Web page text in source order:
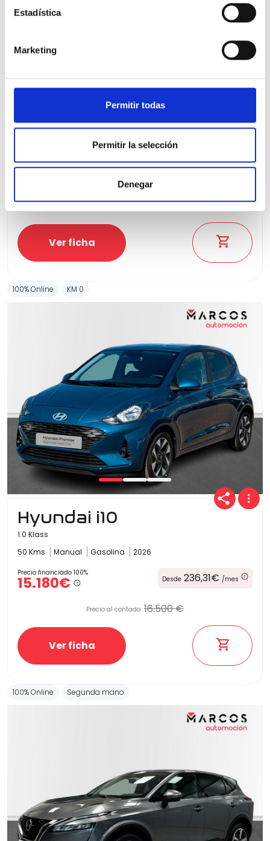
Estadística
Marketing
Permitir todas
Permitir la selección
Denegar
Hyundai Bayon
1.2 MPI Maxx
Manual Gasolina 2025
Precio financiado 100%
19.500 €
Ver ficha
100% Online KM 0
Hyundai i10
1.0 Klass
50 Kms
Manual Gasolina 2026
Precio financiado 100%
15.180€ Desde 236,31€ /mes
Precio al contado: 16.500 €
Ver ficha
100% Online Segunda mano